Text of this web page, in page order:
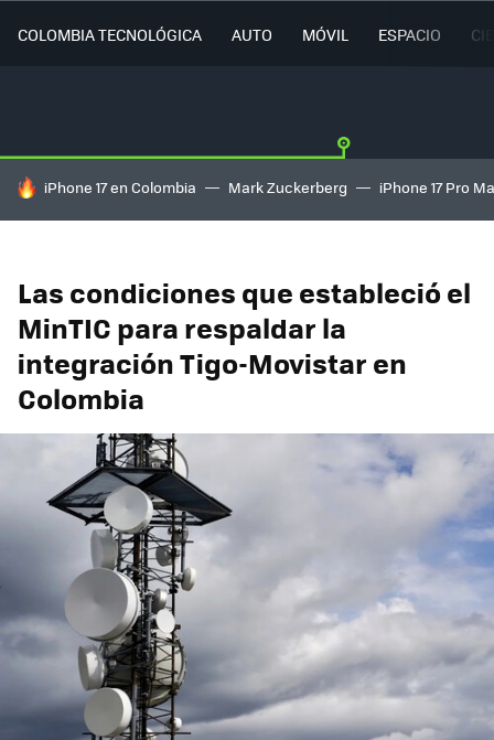
COLOMBIA TECNOLÓGICA AUTO MÓVIL ESPACIO
HOY SE HABLA DE
iPhone 17 en Colombia Mark Zuckerberg iPhone 17 Pro
Las condiciones que estableció el
MinTIC para respaldar la
integración Tigo-Movistar en
Colombia